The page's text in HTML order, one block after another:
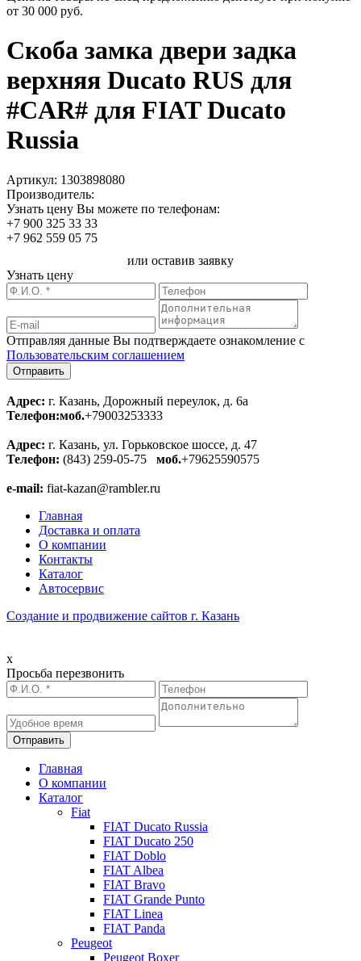
от 30 000 руб.
Скоба замка двери задка
верхняя Ducato RUS для
#CAR# для FIAT Ducato
Russia
Артикул: 1303898080
Производитель:
Узнать цену Вы можете по телефонам:
+7 900 325 33 33
+7 962 559 05 75
или оставив заявку
Узнать цену
Отправляя данные Вы подтверждаете ознакомление с
Пользовательским соглашением
Адрес: г. Казань, Дорожный переулок, д. 6а
Телефон:моб.+79003253333
Адрес: г. Казань, ул. Горьковское шоссе, д. 47
Телефон: (843) 259-05-75 моб.+79625590575
e-mail: fiat-kazan@rambler.ru
Главная
Доставка и оплата
О компании
Контакты
Каталог
Автосервис
Создание и продвижение сайтов г. Казань
x
Просьба перезвонить
Главная
О компании
Каталог
Fiat
FIAT Ducato Russia
FIAT Ducato 250
FIAT Doblo
FIAT Albea
FIAT Bravo
FIAT Grande Punto
FIAT Linea
FIAT Panda
Peugeot
Peugeot Boxer